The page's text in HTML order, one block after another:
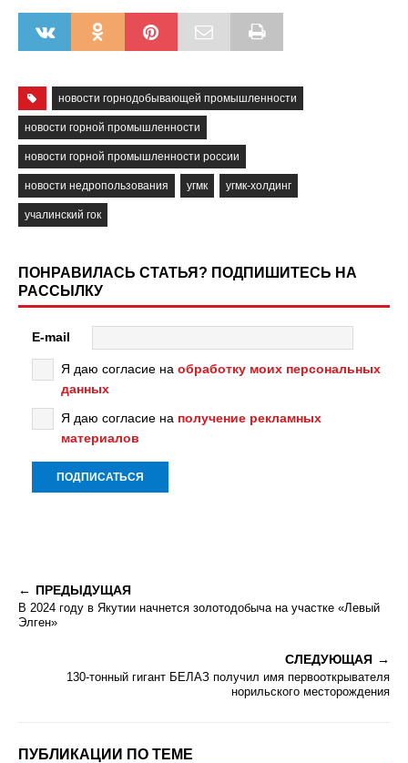
новости горнодобывающей промышленности
новости горной промышленности
новости горной промышленности россии
новости недропользования угмк угмк-холдинг
учалинский гок
ПОНРАВИЛАСЬ СТАТЬЯ? ПОДПИШИТЕСЬ НА
РАССЫЛКУ
E-mail
Я даю согласие на обработку моих персональных
данных
Я даю согласие на получение рекламных
материалов
ПРЕДЫДУЩАЯ
В 2024 году в Якутии начнется золотодобыча на участке «Левый
Элген»
СЛЕДУЮЩАЯ
130-тонный гигант БЕЛАЗ получил имя первооткрывателя
норильского месторождения
ПУБЛИКАЦИИ ПО ТЕМЕ